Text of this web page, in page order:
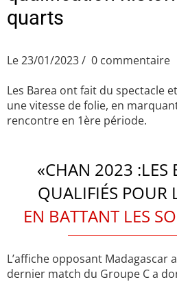
quarts
Le 23/01/2023
0 commentaire
Les Barea ont fait du spectacle
une vitesse de folie, en
rencontre en 1ère période.
«CHAN 2023 :LES
QUALIFIÉS POUR
EN BATTANT LES
L’affiche opposant Madagascar
dernier match du Groupe C a